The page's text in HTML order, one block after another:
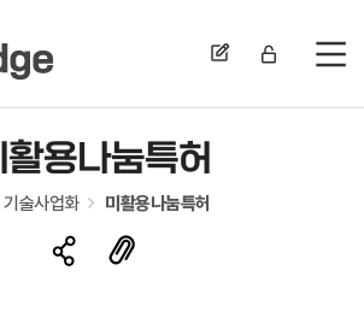
전
활용나눔특허
기술사업화 미활용나눔특허